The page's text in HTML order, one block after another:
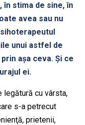
stima de sine, în
avea sau nu
unui astfel de
aşa ceva. Şi ce
ei.
legătură cu vârsta,
s-a petrecut
prietenii,